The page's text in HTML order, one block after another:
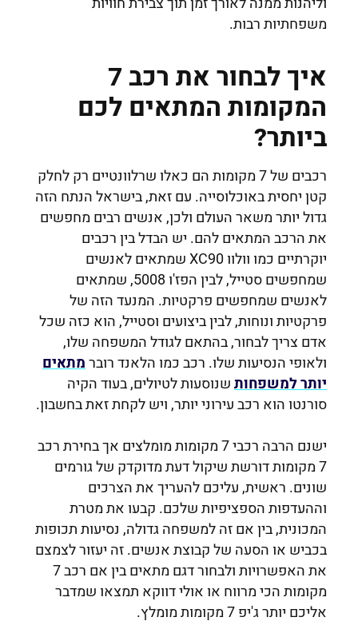
משפחתיות רבות.
איך לבחור את רכב 7
המקומות המתאים לכם
ביותר?
רכבים של 7 מקומות הם כאלו שרלוונטיים רק לחלק
קטן יחסית באוכלוסייה. עם זאת, בישראל הנתח הזה
גדול יותר משאר העולם ולכן, אנשים רבים מחפשים
את הרכב המתאים להם. יש הבדל בין רכבים
יוקרתיים כמו וולוו XC90 שמתאים לאנשים
שמחפשים סטייל, לבין הפז'ו 5008, שמתאים
לאנשים שמחפשים פרקטיות. המנעד הזה של
פרקטיות ונוחות, לבין ביצועים וסטייל, הוא כזה שכל
אדם צריך לבחור, בהתאם לגודל המשפחה שלו,
ולאופי הנסיעות שלו. רכב כמו הלאנד רוברמתאים
יותר למשפחותשנוסעות לטיולים, בעוד הקיה
סורנטו הוא רכב עירוני יותר, ויש לקחת זאת בחשבון.
ישנם הרבה רכבי 7 מקומות מומלצים
אךבחירת רכב
7 מקומות דורשת שיקול דעת מדוקדק של גורמים
שונים. ראשית, עליכם להעריך את הצרכים
וההעדפות הספציפיות שלכם. קבעו את מטרת
המכונית, בין אם זה למשפחה גדולה, נסיעות תכופות
בכביש או הסעה של קבוצת אנשים. זה יעזור לצמצם
את האפשרויות ולבחור דגם מתאים בין אם
רכב 7
מקומות הכי מרווח או אולי דווקא תמצאו שמדבר
אליכם יותר ג'יפ 7 מקומות מומלץ
.